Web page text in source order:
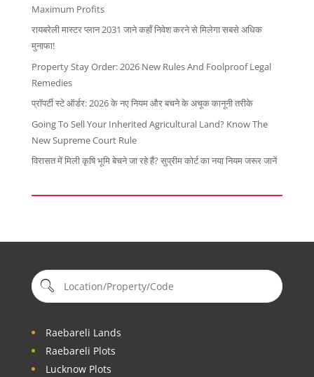
Maximum Profits
रायबरेली मास्टर प्लान 2031 जाने कहाँ निवेश करने से मिलेगा सबसे अधिक
मुनाफा!
Property Stay Order: 2026 New Rules And Foolproof Legal
Remedies
प्रॉपर्टी स्टे ऑर्डर: 2026 के नए नियम और बचने के अचूक कानूनी तरीके
Going To Sell Your Inherited Agricultural Land? Know The
New Supreme Court Rule
विरासत में मिली कृषि भूमि बेचने जा रहे हैं? सुप्रीम कोर्ट का नया नियम जरूर जानें
Raebareli Lands
Raebareli Plots
Lucknow Plots